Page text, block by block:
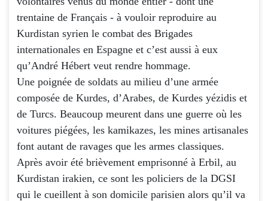
trentaine de Français - à vouloir reproduire au
Kurdistan syrien le combat des Brigades
internationales en Espagne et c’est aussi à eux
qu’André Hébert veut rendre hommage.
Une poignée de soldats au milieu d’une armée
composée de Kurdes, d’Arabes, de Kurdes yézidis et
de Turcs. Beaucoup meurent dans une guerre où les
voitures piégées, les kamikazes, les mines artisanales
font autant de ravages que les armes classiques.
Après avoir été brièvement emprisonné à Erbil, au
Kurdistan irakien, ce sont les policiers de la DGSI
qui le cueillent à son domicile parisien alors qu’il va